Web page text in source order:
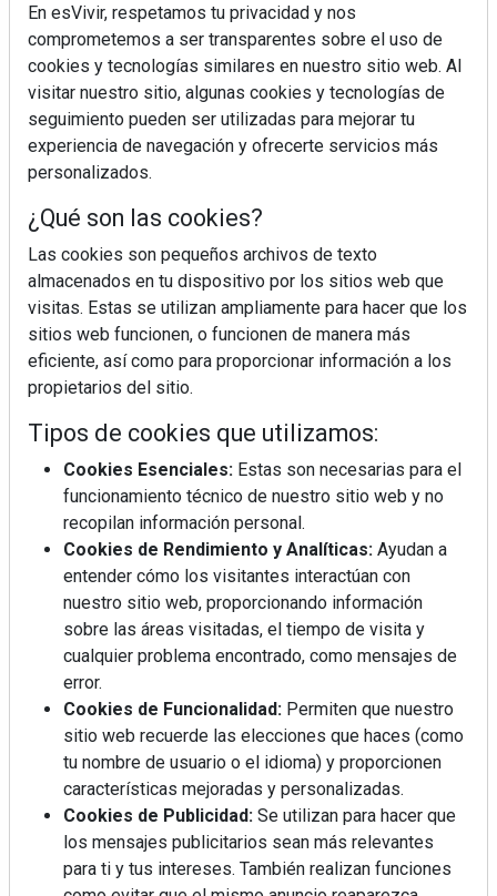
¿Sabes en qué consiste el síndrome metabólico?
Mujer del mes: Boticaria García, la farmacéutica que
habla con el corazón
En esVivir, respetamos tu privacidad y nos
comprometemos a ser transparentes sobre el uso de
cookies y tecnologías similares en nuestro sitio web. Al
visitar nuestro sitio, algunas cookies y tecnologías de
seguimiento pueden ser utilizadas para mejorar tu
experiencia de navegación y ofrecerte servicios más
personalizados.
¿Qué son las cookies?
Las cookies son pequeños archivos de texto
almacenados en tu dispositivo por los sitios web que
visitas. Estas se utilizan ampliamente para hacer que los
sitios web funcionen, o funcionen de manera más
eficiente, así como para proporcionar información a los
propietarios del sitio.
Tipos de cookies que utilizamos:
Cookies Esenciales: Estas son necesarias para el
funcionamiento técnico de nuestro sitio web y no
recopilan información personal.
Cookies de Rendimiento y Analíticas: Ayudan a
entender cómo los visitantes interactúan con
nuestro sitio web, proporcionando información
sobre las áreas visitadas, el tiempo de visita y
cualquier problema encontrado, como mensajes de
error.
Cookies de Funcionalidad: Permiten que nuestro
sitio web recuerde las elecciones que haces (como
tu nombre de usuario o el idioma) y proporcionen
características mejoradas y personalizadas.
Cookies de Publicidad: Se utilizan para hacer que
los mensajes publicitarios sean más relevantes
para ti y tus intereses. También realizan funciones